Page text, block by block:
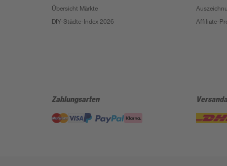
Übersicht Märkte
DIY-Städte-Index 2026
Affiliate-
Zahlungsarten